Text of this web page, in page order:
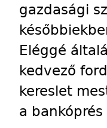
gazdasági
Eléggé
kedvező
kereslet
a